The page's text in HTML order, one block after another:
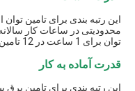
توان برای 1 ساعت در 12 تامین کرد.
قدرت آماده به کار